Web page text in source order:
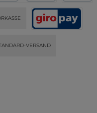
VERSAND